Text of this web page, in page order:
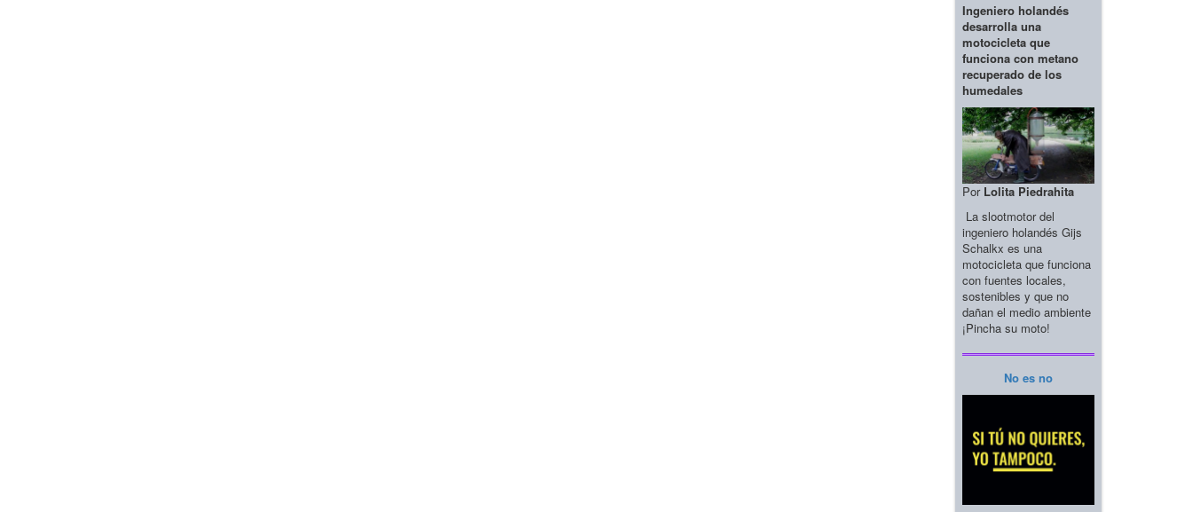
Ingeniero holandés
desarrolla una
motocicleta que
funciona con metano
recuperado de los
humedales
Por Lolita Piedrahita
La slootmotor del
ingeniero holandés Gijs
Schalkx es una
motocicleta que funciona
con fuentes locales,
sostenibles y que no
dañan el medio ambiente
¡Pincha su moto!
No es no